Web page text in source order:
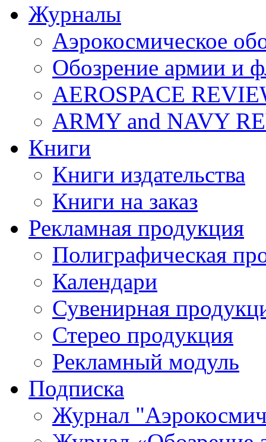
Журналы
Аэрокосмическое
Обозрение армии и
AEROSPACE
ARMY and NAVY
Книги
Книги издательства
Книги на заказ
Рекламная продукция
Полиграфическая
Календари
Сувенирная
Стерео продукция
Рекламный модуль
Подписка
Журнал